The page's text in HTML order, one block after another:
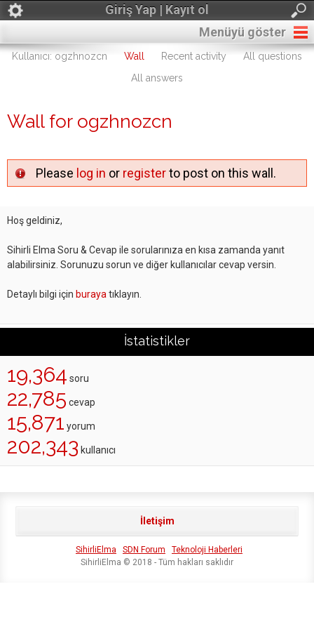
Giriş Yap | Kayıt ol
Menüyü göster
Kullanıcı: ogzhnozcn Wall Recent activity
All questions
All answers
Wall for ogzhnozcn
Please log in or registerto post on this wall.
Hoş geldiniz,
Sihirli Elma Soru & Cevap ile sorularınıza en kısa zamanda yanıt
alabilirsiniz. Sorunuzu sorun ve diğer kullanıcılar cevap versin.
Detaylı bilgi için buraya tıklayın.
İstatistikler
19,364 soru
22,785 cevap
15,871 yorum
202,343 kullanıcı
İletişim
SihirliElma SDN Forum
Teknoloji Haberleri
SihirliElma © 2018 - Tüm hakları saklıdır